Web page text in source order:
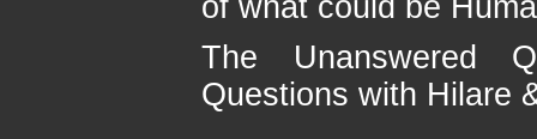
of what could be
The Unanswered
Questions with Hilare